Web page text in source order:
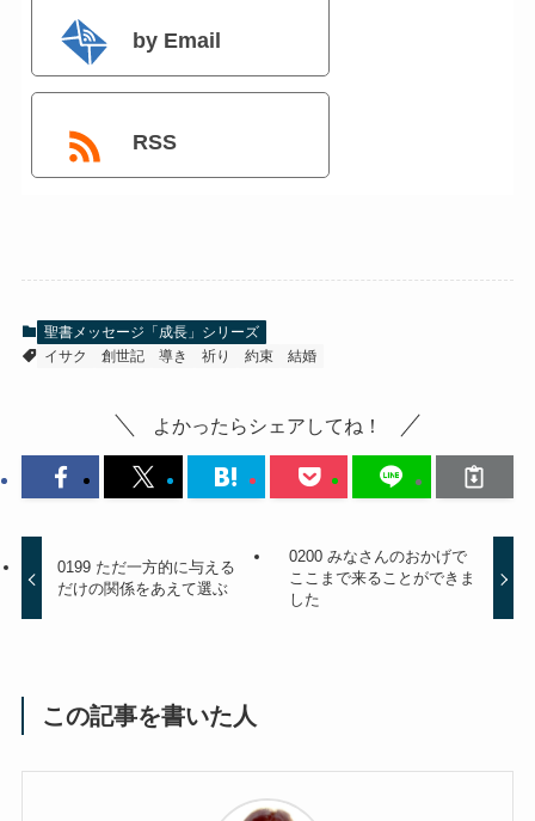
by Email
RSS
聖書メッセージ「成長」シリーズ
イサク
創世記 導き 祈り 約束 結婚
よかったらシェアしてね！
0199 ただ一方的に与える
だけの関係をあえて選ぶ
0200 みなさんのおかげで
ここまで来ることができま
した
この記事を書いた人